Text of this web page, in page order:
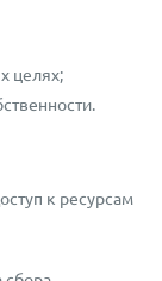
целях;
к ресурсам